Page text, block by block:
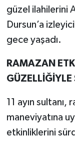
güzel ilahilerini
Dursun’a
gece yaşadı.
RAMAZAN
GÜZELLİĞİYLE
11 ayın sultanı,
maneviyatına
etkinliklerini